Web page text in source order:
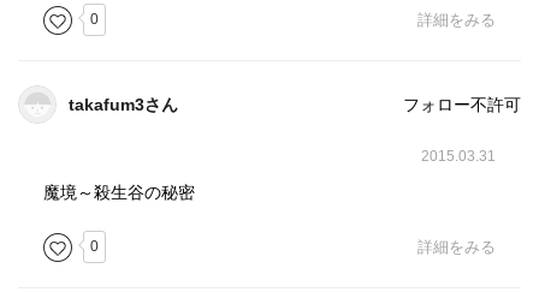
0 詳細をみる
takafum3さん フォロー不許可
2015.03.31
魔境～殺生谷の秘密
0 詳細をみる